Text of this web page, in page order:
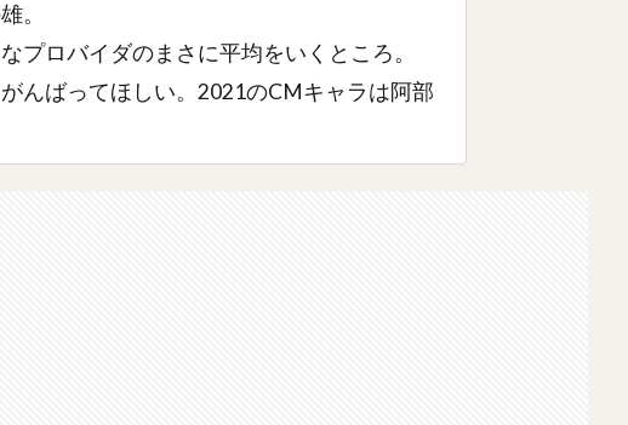
。
プロバイダのまさに平均をいくところ。
んばってほしい。2021のCMキャラは阿部